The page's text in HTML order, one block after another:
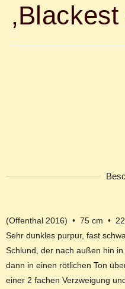
‚Blackest
(Offenthal 2016) • 75 cm •
Sehr dunkles purpur, fast
Schlund, der nach außen hin
dann in einen rötlichen Ton
einer 2 fachen Verzweigung